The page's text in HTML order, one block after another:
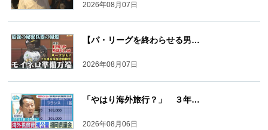
2026年08月07日
【パ・リーグを終わらせる男…
2026年08月07日
「やはり海外旅行？」 ３年…
2026年08月06日